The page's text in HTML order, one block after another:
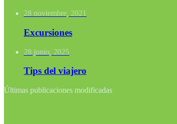
28 noviembre, 2021
Excursiones
28 junio, 2025
Tips del viajero
Últimas publicaciones modificadas